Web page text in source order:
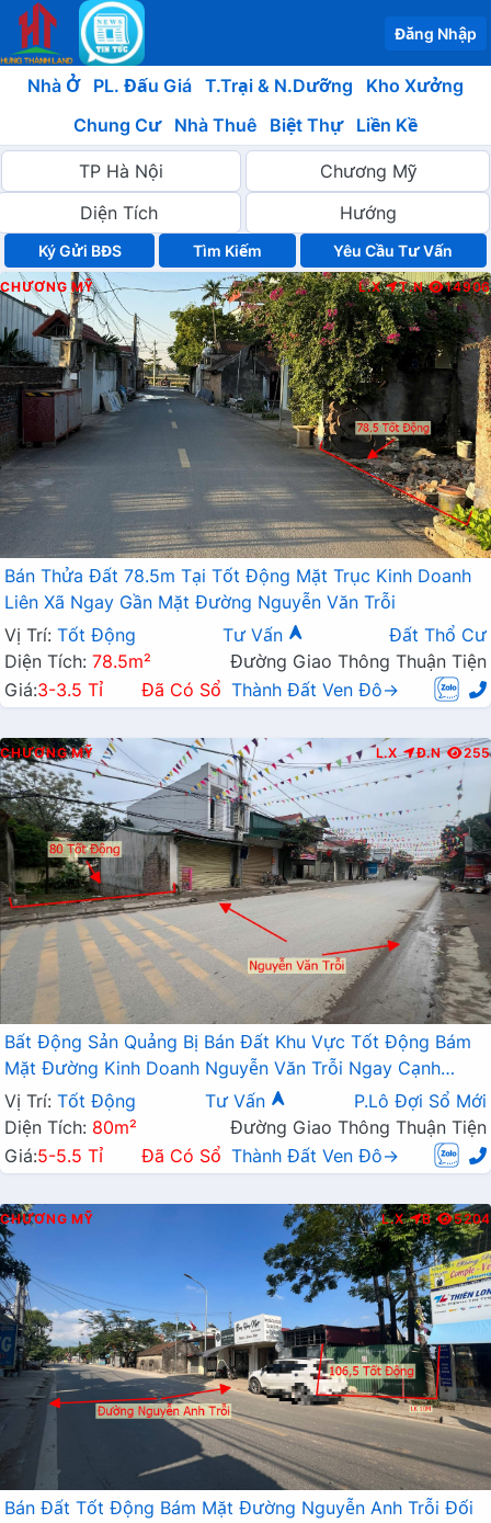
Đăng Nhập
Nhà Ở PL. Đấu Giá T.Trại & N.Dưỡng
Kho Xưởng
Chung Cư
Nhà Thuê Biệt Thự Liền Kề
Ký Gửi BĐS Yêu Cầu Tư Vấn
CHƯƠNG MỸ L.X T.N 14906
Bán Thửa Đất 78.5m Tại Tốt Động Mặt Trục Kinh Doanh
Liên Xã Ngay Gần Mặt Đường Nguyễn Văn Trỗi
Vị Trí: Tốt Động Tư Vấn
Đất Thổ Cư
Diện Tích: 78.5m²
Đường Giao Thông Thuận Tiện
Giá:3-3.5 Tỉ Đã Có Sổ Thành Đất Ven Đô→
CHƯƠNG MỸ L.X Đ.N 255
Bất Động Sản Quảng Bị Bán Đất Khu Vực Tốt Động Bám
Mặt Đường Kinh Doanh Nguyễn Văn Trỗi Ngay Cạnh
Trường Học Các Cấp
Vị Trí: Tốt Động Tư Vấn
P.Lô Đợi Sổ Mới
Diện Tích: 80m²
Đường Giao Thông Thuận Tiện
Giá:5-5.5 Tỉ Đã Có Sổ Thành Đất Ven Đô→
CHƯƠNG MỸ L.X B 5204
Bán Đất Tốt Động Bám Mặt Đường Nguyễn Anh Trỗi Đối